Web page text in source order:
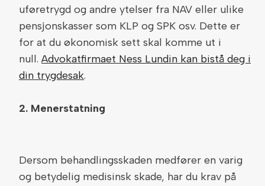
uføretrygd og andre ytelser fra NAV eller ulike
pensjonskasser som KLP og SPK osv. Dette er
for at du økonomisk sett skal komme ut i
null. Advokatfirmaet Ness Lundin kan bistå deg i
din trygdesak.
2. Menerstatning
Dersom behandlingsskaden medfører en varig
og betydelig medisinsk skade, har du krav på